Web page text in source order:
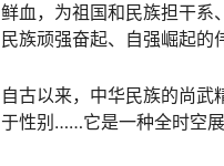
鲜血，为祖国和民族担干系
民族顽强奋起、自强崛起的
自古以来，中华民族的尚
于性别……它是一种全时空展